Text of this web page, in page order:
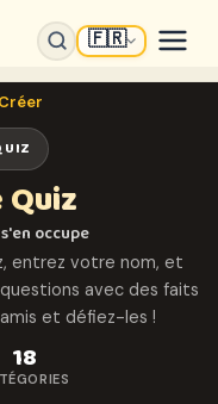
🇫🇷
Créer
occupe
entrez votre nom, et
avec des faits
et défiez-les !
18